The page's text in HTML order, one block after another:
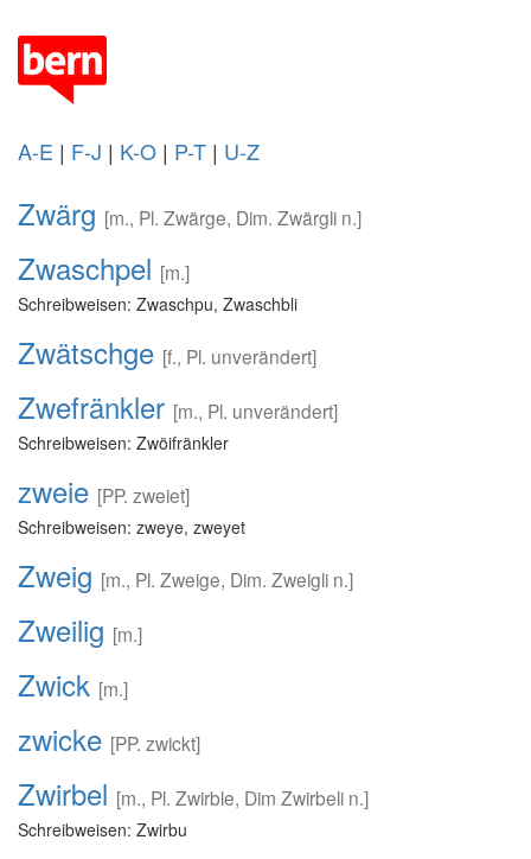
A-E | F-J | K-O | P-T | U-Z
Zwärg [m., Pl. Zwärge, Dim. Zwärgli n.]
Zwaschpel [m.]
Schreibweisen: Zwaschpu, Zwaschbli
Zwätschge [f., Pl. unverändert]
Zwefränkler [m., Pl. unverändert]
Schreibweisen: Zwöifränkler
zweie [PP. zweiet]
Schreibweisen: zweye, zweyet
Zweig [m., Pl. Zweige, Dim. Zweigli n.]
Zweilig [m.]
Zwick [m.]
zwicke [PP. zwickt]
Zwirbel [m., Pl. Zwirble, Dim Zwirbeli n.]
Schreibweisen: Zwirbu